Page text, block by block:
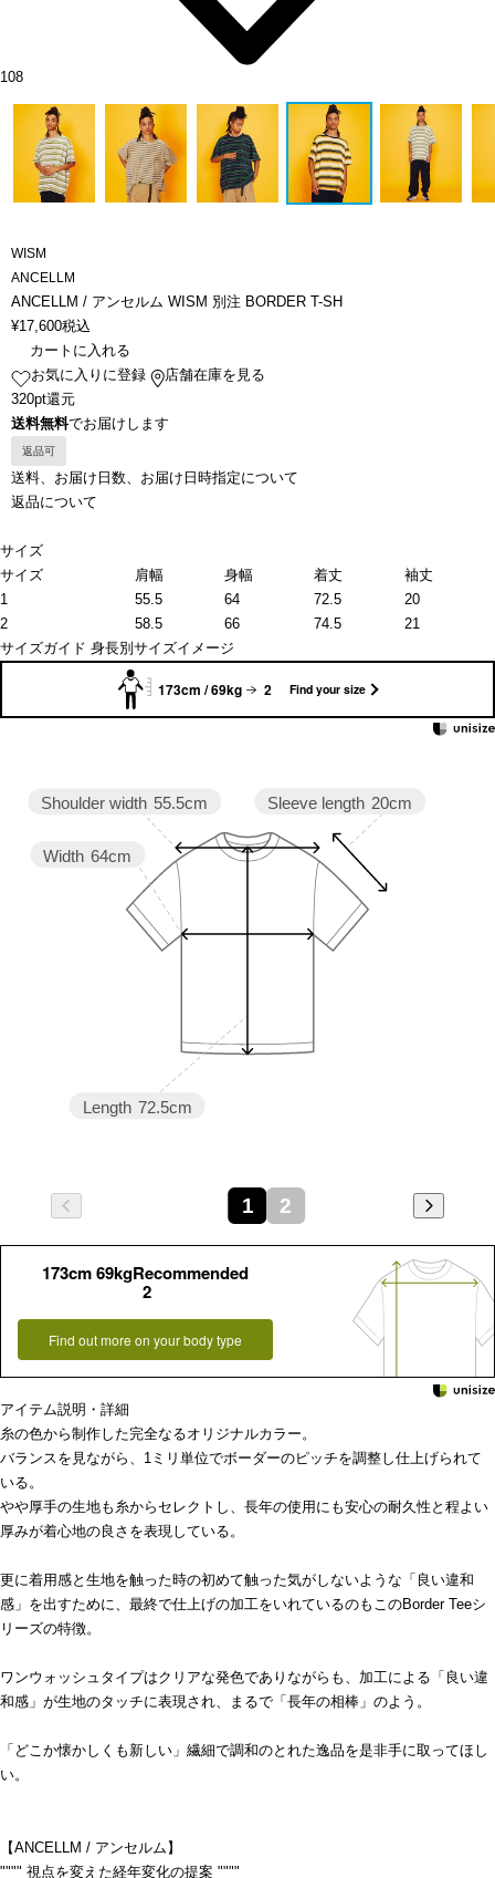
108
WISM
ANCELLM
ANCELLM / アンセルム WISM 別注 BORDER T-SH
¥17,600税込
カートに入れる
お気に入りに登録
店舗在庫を見る
320pt還元
送料無料でお届けします
返品可
送料、お届け日数、お届け日時指定について
返品について
サイズ
サイズ
肩幅 身幅 着丈
袖丈
1
55.5 64 72.5
20
2
58.5 66 74.5
21
サイズガイド 身長別サイズイメージ
173cm / 69kg 2 Find your size
Sleeve length 20cm
Length 72.5cm
Width 64cm
Shoulder width 55.5cm
1 2
173cm 69kgRecommended
2
Find out more on your body type
アイテム説明・詳細
糸の色から制作した完全なるオリジナルカラー。
バランスを見ながら、1ミリ単位でボーダーのピッチを調整し仕上げられて
いる。
やや厚手の生地も糸からセレクトし、長年の使用にも安心の耐久性と程よい
厚みが着心地の良さを表現している。
更に着用感と生地を触った時の初めて触った気がしないような「良い違和
感」を出すために、最終で仕上げの加工をいれているのもこのBorder Teeシ
リーズの特徴。
ワンウォッシュタイプはクリアな発色でありながらも、加工による「良い違
和感」が生地のタッチに表現され、まるで「長年の相棒」のよう。
「どこか懐かしくも新しい」繊細で調和のとれた逸品を是非手に取ってほし
い。
【ANCELLM / アンセルム】
"""" 視点を変えた経年変化の提案 """"